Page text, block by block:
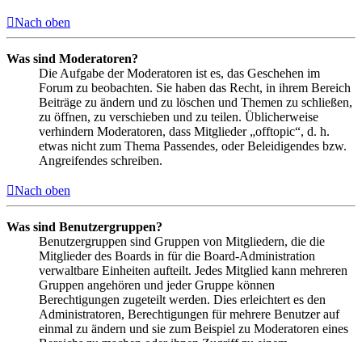
Nach oben
Was sind Moderatoren?
Die Aufgabe der Moderatoren ist es, das Geschehen im
Forum zu beobachten. Sie haben das Recht, in ihrem Bereich
Beiträge zu ändern und zu löschen und Themen zu schließen,
zu öffnen, zu verschieben und zu teilen. Üblicherweise
verhindern Moderatoren, dass Mitglieder „offtopic“, d. h.
etwas nicht zum Thema Passendes, oder Beleidigendes bzw.
Angreifendes schreiben.
Nach oben
Was sind Benutzergruppen?
Benutzergruppen sind Gruppen von Mitgliedern, die die
Mitglieder des Boards in für die Board-Administration
verwaltbare Einheiten aufteilt. Jedes Mitglied kann mehreren
Gruppen angehören und jeder Gruppe können
Berechtigungen zugeteilt werden. Dies erleichtert es den
Administratoren, Berechtigungen für mehrere Benutzer auf
einmal zu ändern und sie zum Beispiel zu Moderatoren eines